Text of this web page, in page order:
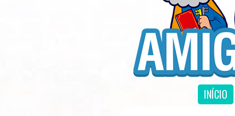
INÍCIO